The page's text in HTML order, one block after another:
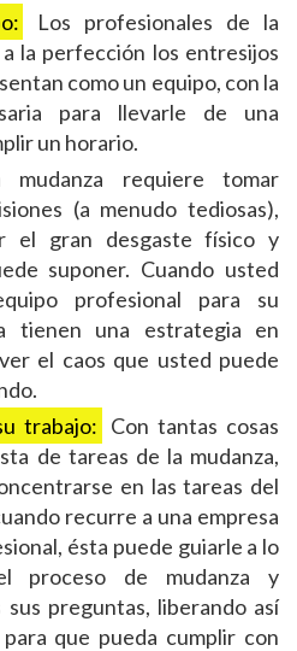
Los profesionales de la
la perfección los entresijos
como un equipo, con la
para llevarle de una
un horario.
mudanza requiere tomar
(a menudo tediosas),
el gran desgaste físico y
suponer. Cuando usted
profesional para su
tienen una estrategia en
el caos que usted puede
trabajo: Con tantas cosas
de tareas de la mudanza,
en las tareas del
recurre a una empresa
ésta puede guiarle a lo
proceso de mudanza y
preguntas, liberando así
que pueda cumplir con